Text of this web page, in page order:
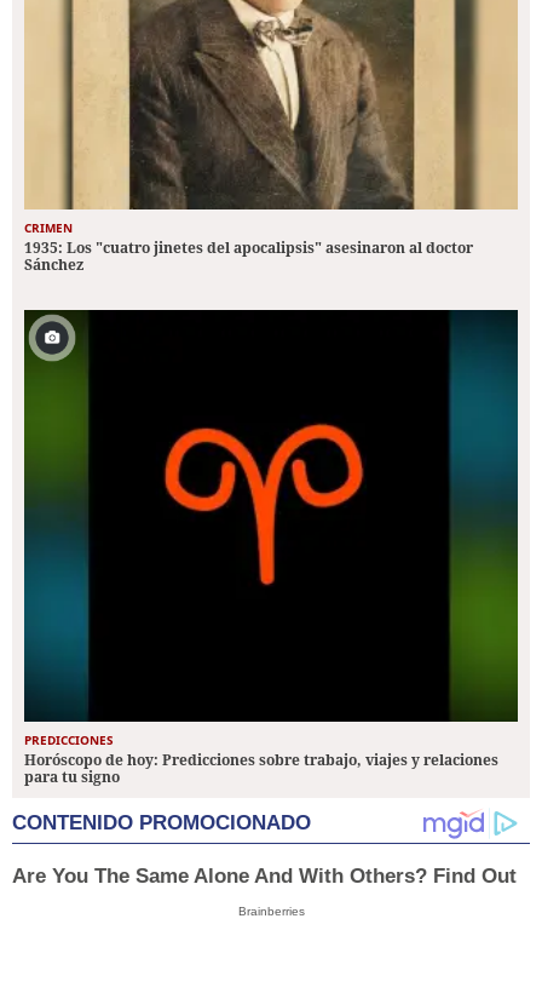
CRIMEN
1935: Los "cuatro jinetes del apocalipsis" asesinaron al doctor
Sánchez
PREDICCIONES
Horóscopo de hoy: Predicciones sobre trabajo, viajes y relaciones
para tu signo
CONTENIDO PROMOCIONADO
Are You The Same Alone And With Others? Find Out
Brainberries